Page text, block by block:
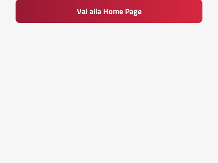
Vai alla Home Page